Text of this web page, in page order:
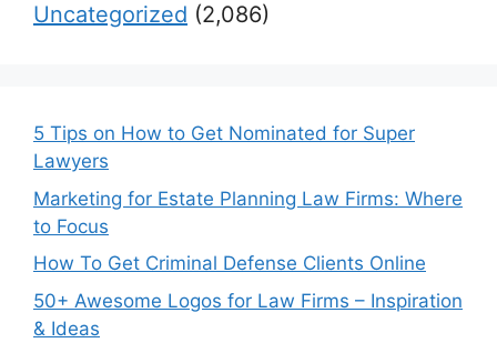
Uncategorized (2,086)
5 Tips on How to Get Nominated for Super
Lawyers
Marketing for Estate Planning Law Firms: Where
to Focus
How To Get Criminal Defense Clients Online
50+ Awesome Logos for Law Firms – Inspiration
& Ideas